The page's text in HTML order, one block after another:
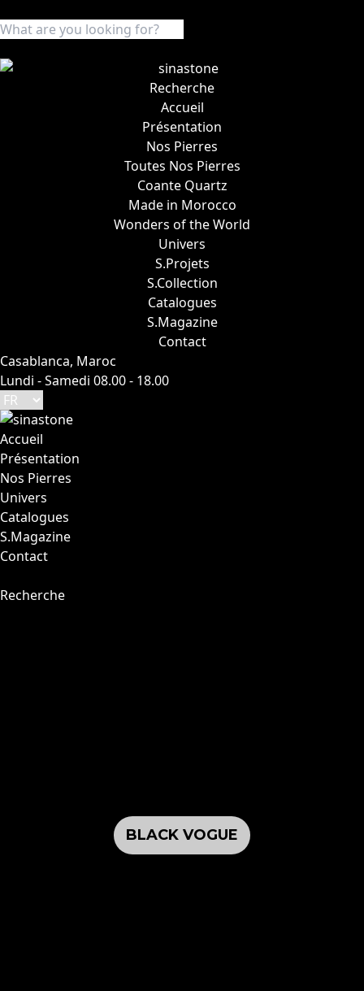
Recherche
Accueil
Présentation
Nos Pierres
Toutes Nos Pierres
Coante Quartz
Made in Morocco
Wonders of the World
Univers
S.Projets
S.Collection
Catalogues
S.Magazine
Contact
Casablanca, Maroc
Lundi - Samedi 08.00 - 18.00
Accueil
Présentation
Nos Pierres
Univers
Catalogues
S.Magazine
Contact
Recherche
BLACK VOGUE